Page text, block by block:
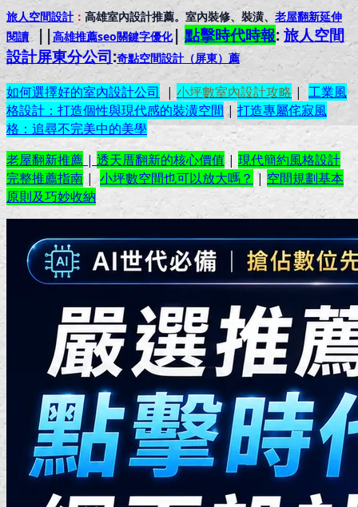
旅人空間設計： 高雄室內設計推薦。室內裝修、裝潢、老屋翻新延伸
閱讀||高雄推薦seo關鍵字優化|點擊時代時報: 旅人空間
設計屏東分公司:奇點空間設計（屏東） 薦
如何選擇好的室內設計公司 | 小坪數室內設計攻略| 工業風
格設計：打造個性與現代感的裝潢空間 |打造專屬侘寂風
格：追尋不完美中的美學
老屋翻新推薦 | 透天厝翻新的核心價值| 現代簡約風格設計
完整推薦指南 | 小坪數空間也可以放大嗎？ | 空間規劃基本
原則及巧妙收納